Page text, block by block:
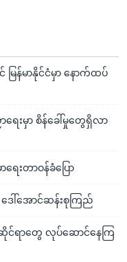
ြန်မာနိုင်ငံမှာ နောက်ထပ်
းမှာ စိန်ခေါ်မှုတွေရှိလာ
ေးတာဝန်ခံပြော
ဒေါ်အောင်ဆန်းစုကြည်
ရာတွေ လုပ်ဆောင်နေကြ